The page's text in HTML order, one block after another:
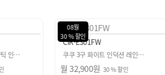
레인…
08월
28 % 할인
CIR-EP301FW
쿠쿠 3구 화이트 셰프스틱 인…
월35,900원 28 % 할인